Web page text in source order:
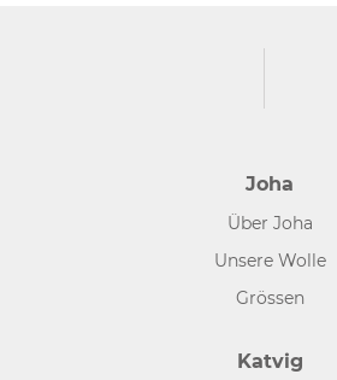
Joha
Über Joha
Unsere Wolle
Grössen
Katvig